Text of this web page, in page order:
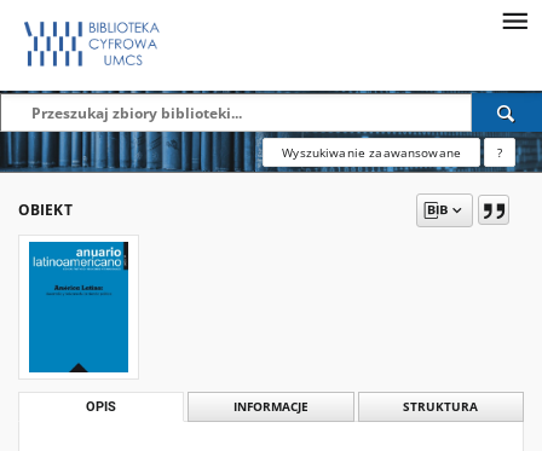
Wyszukiwanie zaawansowane ?
OBIEKT
OPIS INFORMACJE STRUKTURA